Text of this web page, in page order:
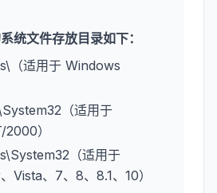
统文件存放目录如下：
（适用于 Windows
（适用于
）
（适用于
Vista、7、8、8.1、10）